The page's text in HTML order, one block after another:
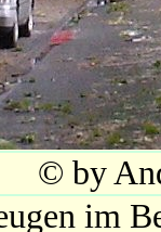
© by
im